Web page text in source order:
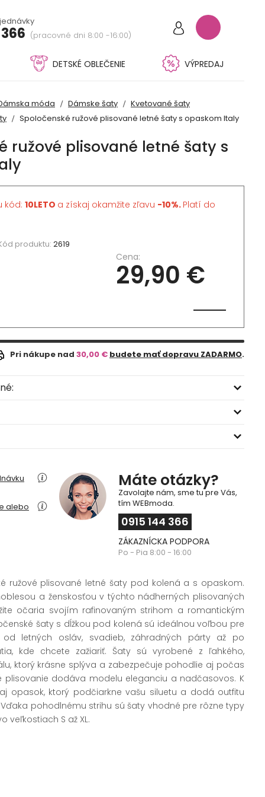
(pracovné dni 8:00 -16:00)
DETSKÉ OBLEČENIE VÝPREDAJ
móda Dámske šaty
Kvetované šaty
Spoločenské ružové plisované letné šaty s opaskom Italy
ružové plisované letné šaty s
kód: 10LETO a získaj okamžite zľavu -10%. Platí do
produktu: 2619
Cena:
29,90 €
Pri nákupe nad 30,00 € budete mať dopravu ZADARMO.
alebo
Máte otázky?
Zavolajte nám, sme tu pre Vás,
tím WEBmoda.
0915 144 366
ZÁKAZNÍCKA PODPORA
Po - Pia 8:00 - 16:00
ružové plisované letné šaty pod kolená a s opaskom.
a ženskosťou v týchto nádherných plisovaných
očaria svojím rafinovaným strihom a romantickým
šaty s dĺžkou pod kolená sú ideálnou voľbou pre
letných osláv, svadieb, záhradných párty až po
kde chcete zažiariť. Šaty sú vyrobené z ľahkého,
ktorý krásne splýva a zabezpečuje pohodlie aj počas
plisovanie dodáva modelu eleganciu a nadčasovos. K
opasok, ktorý podčiarkne vašu siluetu a dodá outfitu
pohodlnému strihu sú šaty vhodné pre rôzne typy
veľkostiach S až XL.